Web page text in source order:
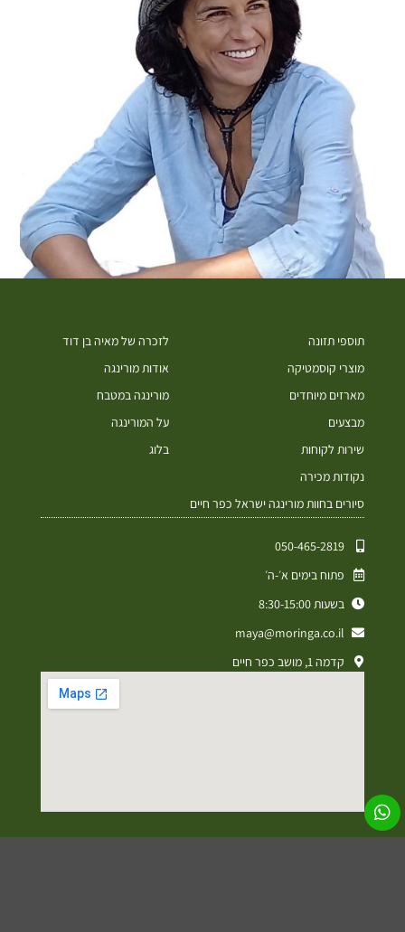
תוספי תזונה
מוצרי קוסמטיקה
מארזים מיוחדים
מבצעים
שירות לקוחות
נקודות מכירה
סיורים בחוות מורינגה ישראל כפר חיים
לזכרה של מאיה בן דוד
אודות מורינגה
מורינגה במטבח
על המורינגה
בלוג
050-465-2819⁩
פתוח בימים א׳-ה׳
בשעות 8:30-15:00
maya@moringa.co.il
קדמה 1, מושב כפר חיים